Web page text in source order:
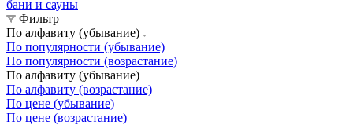
бани и сауны
Фильтр
По алфавиту (убывание)
По популярности (убывание)
По популярности (возрастание)
По алфавиту (убывание)
По алфавиту (возрастание)
По цене (убывание)
По цене (возрастание)